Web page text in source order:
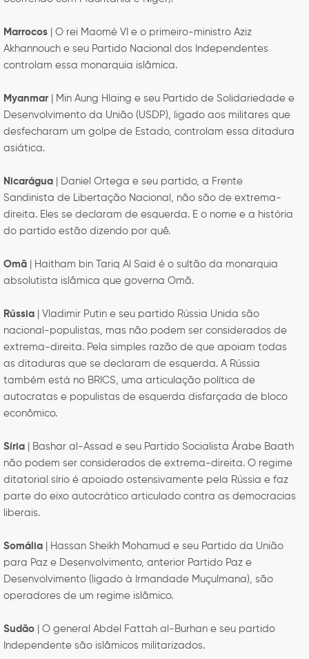
Marrocos | O rei Maomé VI e o primeiro-ministro Aziz
Akhannouch e seu Partido Nacional dos Independentes
controlam essa monarquia islâmica.
Myanmar | Min Aung Hlaing e seu Partido de Solidariedade e
Desenvolvimento da União (USDP), ligado aos militares que
desfecharam um golpe de Estado, controlam essa ditadura
asiática.
Nicarágua | Daniel Ortega e seu partido, a Frente
Sandinista de Libertação Nacional, não são de extrema-
direita. Eles se declaram de esquerda. E o nome e a história
do partido estão dizendo por quê.
Omã
| Haitham bin Tariq Al Said é o sultão da monarquia
absolutista islâmica que governa Omã.
Rússia | Vladimir Putin e seu partido Rússia Unida são
nacional-populistas, mas não podem ser considerados de
extrema-direita. Pela simples razão de que apoiam todas
as ditaduras que se declaram de esquerda. A Rússia
também está no BRICS, uma articulação política de
autocratas e populistas de esquerda disfarçada de bloco
econômico.
Síria | Bashar al-Assad e seu Partido Socialista Árabe Baath
não podem ser considerados de extrema-direita. O regime
ditatorial sírio é apoiado ostensivamente pela Rússia e faz
parte do eixo autocrático articulado contra as democracias
liberais.
Somália
| Hassan Sheikh Mohamud e seu Partido da União
para Paz e Desenvolvimento, anterior Partido Paz e
Desenvolvimento (ligado à Irmandade Muçulmana), são
operadores de um regime islâmico.
Sudão
| O general Abdel Fattah al-Burhan e seu partido
Independente são islâmicos militarizados.